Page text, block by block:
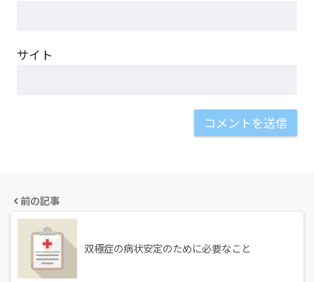
サイト
前の記事
双極症の病状安定のために必要なこと